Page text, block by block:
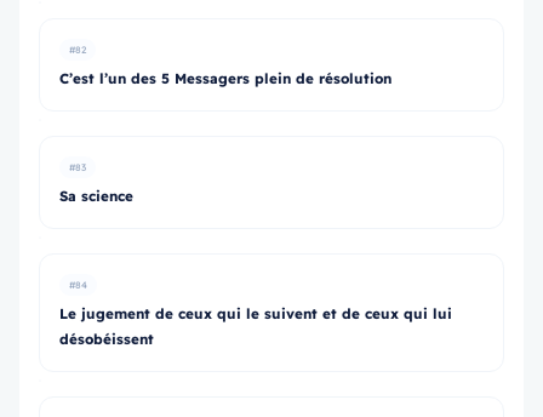
#82
C’est l’un des 5 Messagers plein de résolution
#83
Sa science
#84
Le jugement de ceux qui le suivent et de ceux qui lui
désobéissent